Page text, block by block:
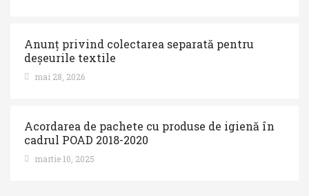
Anunț privind colectarea separată pentru
deșeurile textile
mai 28, 2026
Acordarea de pachete cu produse de igienă în
cadrul POAD 2018-2020
martie 10, 2025